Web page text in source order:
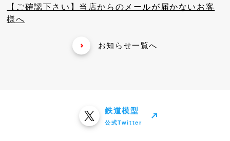
【ご確認下さい】当店からのメールが届かないお客
様へ
お知らせ一覧へ
鉄道模型
公式Twitter